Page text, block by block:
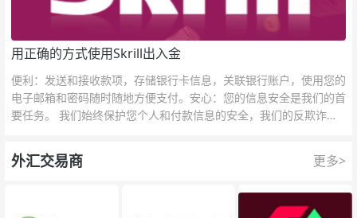
用正确的方式使用Skrill出入金
便利：发送和接收款项，存储银行卡信息，关联银行账户，使用您的
电子邮箱和密码随时随地方便支付。安心：您的信息安全是我们的首
要任务。 我们始终保护您个人和付款信息的安全，我们的反欺诈团
外汇交易商 更多>